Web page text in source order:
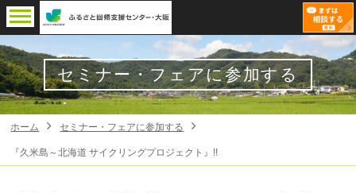
セミナー・フェアに参加する
ホーム セミナー・フェアに参加する
『久米島～北海道 サイクリングプロジェクト』!!